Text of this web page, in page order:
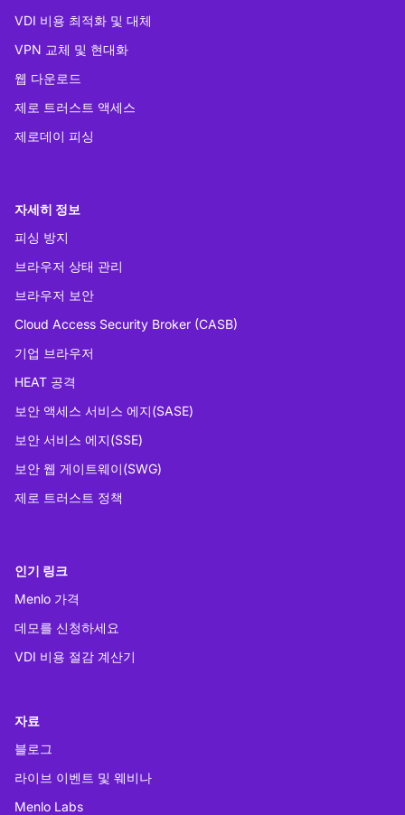
VDI 비용 최적화 및 대체
VPN 교체 및 현대화
웹 다운로드
제로 트러스트 액세스
제로데이 피싱
자세히 정보
피싱 방지
브라우저 상태 관리
브라우저 보안
Cloud Access Security Broker (CASB)
기업 브라우저
HEAT 공격
보안 액세스 서비스 에지(SASE)
보안 서비스 에지(SSE)
보안 웹 게이트웨이(SWG)
제로 트러스트 정책
인기 링크
Menlo 가격
데모를 신청하세요
VDI 비용 절감 계산기
자료
블로그
라이브 이벤트 및 웨비나
Menlo Labs